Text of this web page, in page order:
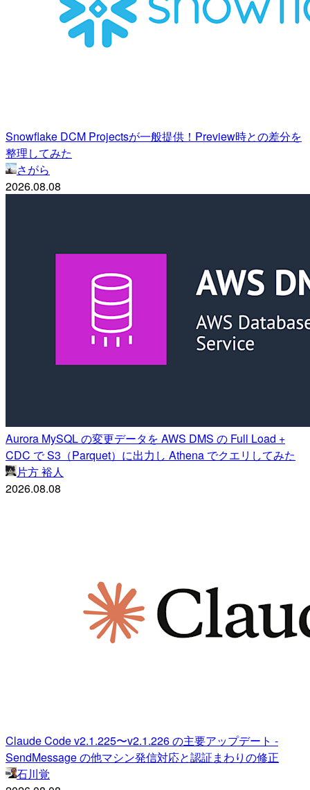
Snowflake DCM Projectsが一般提供！Preview時との差分を
整理してみた
さがら
2026.08.08
Aurora MySQL の変更データを AWS DMS の Full Load +
CDC で S3（Parquet）に出力し Athena でクエリしてみた
片方 裕人
2026.08.08
Claude Code v2.1.225〜v2.1.226 の主要アップデート -
SendMessage の他マシン発信対応と認証まわりの修正
石川覚